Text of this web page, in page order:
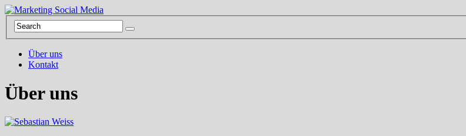
Über uns
Kontakt
Über uns